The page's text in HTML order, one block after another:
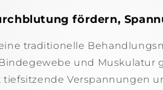
fördern,
traditionelle
und Muskulatur
Verspannungen